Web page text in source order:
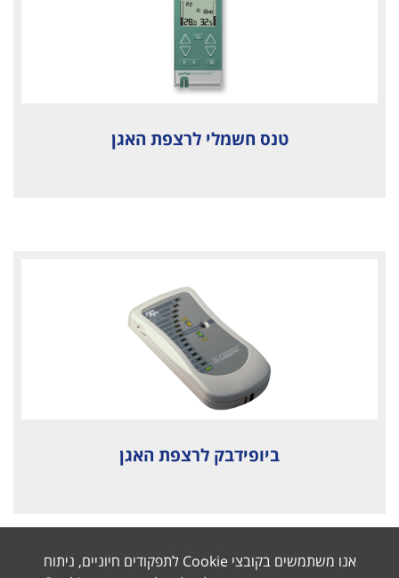
אנו משתמשים בקובצי Cookie לתפקודים חיוניים, ניתוח
טנס חשמלי לרצפת האגן
ביופידבק לרצפת האגן